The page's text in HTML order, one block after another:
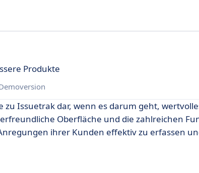
Produkte
Issuetrak dar, wenn es darum geht,
Oberfläche und die zahlreichen
ihrer Kunden effektiv zu erfassen